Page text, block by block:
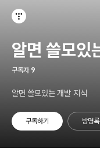
알면 쓸모있
구독자 9
알면 쓸모있는 개발 지식
구독하기 방명록